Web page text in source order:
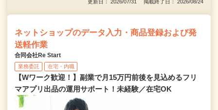
更新日： 2026/07/31 掲載終了日： 2026/08/24
ネットショップのデータ入力・商品登録および発
送軽作業
合同会社Re Start
業務委託 在宅・内職
【Wワーク歓迎！】副業で月15万円前後を見込めるフリ
マアプリ出品の運用サポート！未経験／在宅OK